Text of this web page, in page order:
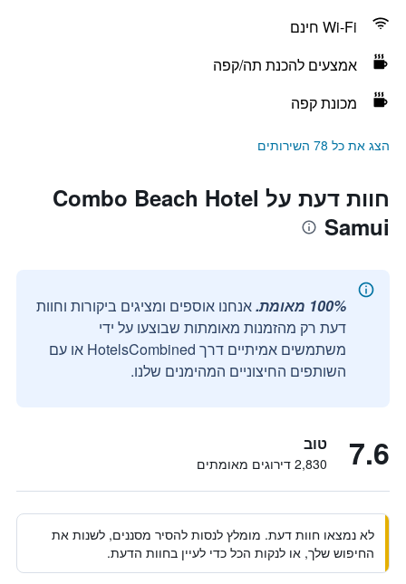
Wi-Fi חינם
אמצעים להכנת תה/קפה
מכונת קפה
הצג את כל 78 השירותים
חוות דעת על Combo Beach Hotel
Samui
100% מאומת.
אנחנו אוספים ומציגים ביקורות וחוות
דעת רק מהזמנות מאומתות שבוצעו על ידי
משתמשים אמיתיים דרך HotelsCombined או עם
השותפים החיצוניים המהימנים שלנו.
7.6 טוב
2,830 דירוגים מאומתים
לא נמצאו חוות דעת. מומלץ לנסות להסיר מסננים, לשנות את
החיפוש שלך, או לנקות הכל כדי לעיין בחוות הדעת.